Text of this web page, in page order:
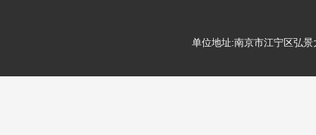
单位地址:南京市江宁区弘